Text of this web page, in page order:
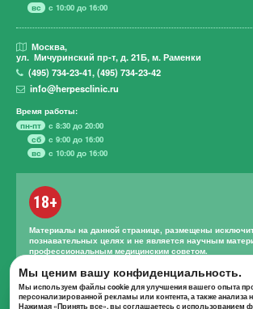
вс
с 10:00 до 16:00
Москва,
ул. Мичуринский пр-т, д. 21Б, м. Раменки
(495)734-23-41,(495)734-23-42
info@herpesclinic.ru
Время работы:
пн-пт
с 8:30 до 20:00
сб
с 9:00 до 16:00
вс
с 10:00 до 16:00
18+
Материалы на данной странице, размещены
познавательных целях и не является научным
профессиональным медицинским советом.
Правильное лечение и назначение лекарственных
проводиться только квалифицированным
проведенной диагностики и истории болезни.
Мы ценим вашу конфиденциальность.
Мы используем файлы cookie для улучшения вашего опыта
персонализированной рекламы или контента, а также анализа
Нажимая «Принять все», вы соглашаетесь с использованием